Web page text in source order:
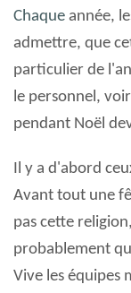
Chaque année,
admettre, que
particulier de
le personnel,
pendant Noël
Il y a d'abord
Avant tout une
pas cette
probablement
Vive les équipes